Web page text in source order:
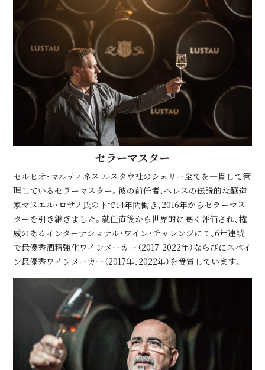
セラーマスター
セルヒオ・マルティネス ルスタウ社のシェリー全てを一貫して管
理しているセラーマスター。彼の前任者、ヘレスの伝説的な醸造
家マヌエル・ロサノ氏の下で14年間働き、2016年からセラーマス
ターを引き継ぎました。就任直後から世界的に高く評価され、権
威のあるインターナショナル・ワイン・チャレンジにて、6年連続
で最優秀酒精強化ワインメーカー（2017-2022年）ならびにスペイ
ン最優秀ワインメーカー（2017年、2022年）を受賞しています。